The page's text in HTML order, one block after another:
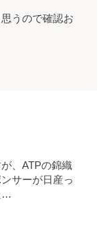
うので確認お
、ATPの錦織
サーが日産っ
…